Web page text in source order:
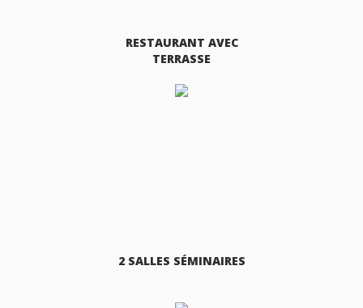
RESTAURANT AVEC
TERRASSE
2 SALLES SÉMINAIRES